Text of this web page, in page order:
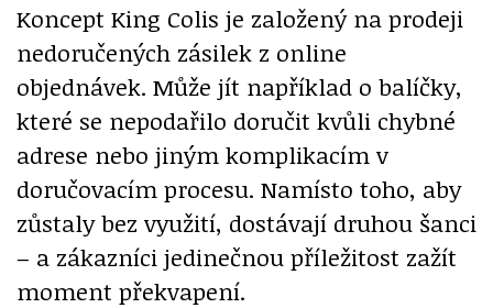
Koncept King Colis je založený na prodeji
nedoručených zásilek z online
objednávek. Může jít například o balíčky,
které se nepodařilo doručit kvůli chybné
adrese nebo jiným komplikacím v
doručovacím procesu. Namísto toho, aby
zůstaly bez využití, dostávají druhou šanci
– a zákazníci jedinečnou příležitost zažít
moment překvapení.